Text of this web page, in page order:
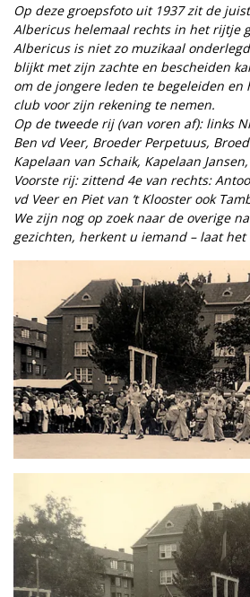
Op deze groepsfoto uit 1937 zit de
Albericus helemaal rechts in het rijtje
Albericus is niet zo muzikaal
blijkt met zijn zachte en bescheiden
om de jongere leden te begeleiden en
club voor zijn rekening te nemen.
Op de tweede rij (van voren af): links
Ben vd Veer, Broeder Perpetuus,
Kapelaan van Schaik, Kapelaan
Voorste rij: zittend 4e van rechts:
vd Veer en Piet van ‘t Klooster ook
We zijn nog op zoek naar de overige
gezichten, herkent u iemand – laat